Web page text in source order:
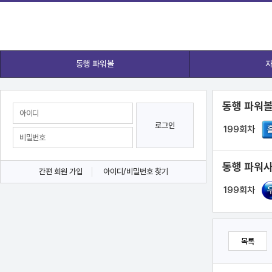
동행 파워볼
로그인
간편 회원 가입 아이디/비밀번호 찾기
동행 파워
199회차
동행 파워
199회차
목록